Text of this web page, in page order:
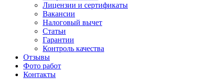
Лицензии и сертификаты
Вакансии
Налоговый вычет
Статьи
Гарантии
Контроль качества
Отзывы
Фото работ
Контакты